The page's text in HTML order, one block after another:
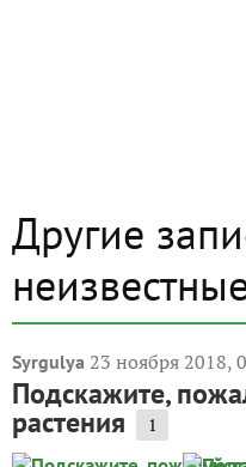
Другие
Syrgulya 23 ноября 2018,
Подскажите,
растения 1